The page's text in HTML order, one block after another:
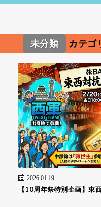
未分類 カテゴ
2026.01.19
【10周年祭特別企画】東